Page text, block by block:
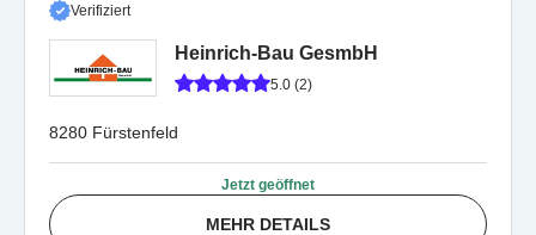
Verifiziert
Heinrich-Bau GesmbH
5.0 (2)
8280 Fürstenfeld
Jetzt geöffnet
MEHR DETAILS